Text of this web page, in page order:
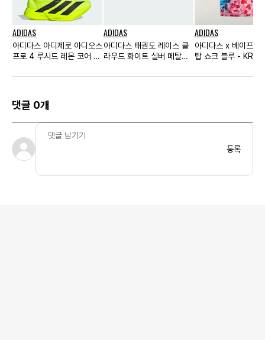
ADIDAS
아디다스 아디제로 아디오스
프로 4 루시드 레몬 코어 블
ADIDAS
아디다스 태권도 레이스 클
라우드 화이트 실버 메탈릭
ADIDAS
아디다스 x 베이프
탑 쇼크 블루 - KR 사
댓글 0개
등록